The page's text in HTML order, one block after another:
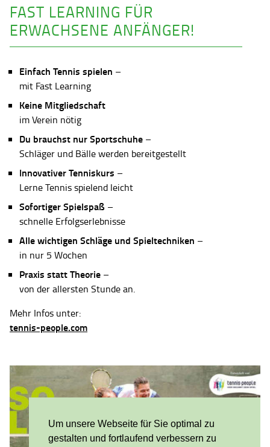
Um unsere Webseite für Sie optimal zu
gestalten und fortlaufend verbessern zu
FAST LEARNING FÜR
ERWACHSENE ANFÄNGER!
Einfach Tennis spielen –
mit Fast Learning
Keine Mitgliedschaft
im Verein nötig
Du brauchst nur Sportschuhe –
Schläger und Bälle werden bereitgestellt
Innovativer Tenniskurs –
Lerne Tennis spielend leicht
Sofortiger Spielspaß –
schnelle Erfolgserlebnisse
Alle wichtigen Schläge und Spieltechniken –
in nur 5 Wochen
Praxis statt Theorie –
von der allersten Stunde an.
Mehr Infos unter:
tennis-people.com